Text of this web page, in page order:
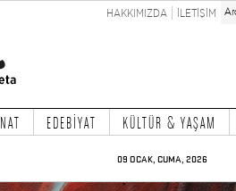
HAKKIMIZDA İLETİŞİM
EDEBİYAT KÜLTÜR & YAŞAM
09 OCAK, CUMA, 2026